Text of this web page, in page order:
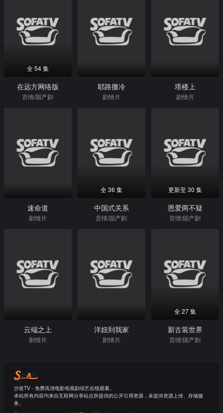
全 54 集
在远方网络版
言情/国产剧
耶路撒冷
剧情片
塔楼上
剧情片
速命道
剧情片
全 36 集
中国式关系
言情/国产剧
更新至 30 集
恩爱两不疑
言情/国产剧
云端之上
剧情片
洋妞到我家
剧情片
全 27 集
新古装世界
言情/国产剧
沙发TV - 免费高清电影电视剧综艺在线观看。
本站所有内容均来自互联网分享站点所提供的公开引用资源，未提供资源上传、存储服
务。